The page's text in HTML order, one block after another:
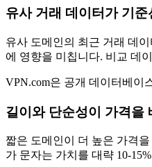
유사 거래 데이터가 기준
유사 도메인의 최근 거래 데
에 영향을 미칩니다. 비교 데
VPN.com은 공개 데이터베이
길이와 단순성이 가격을
짧은 도메인이 더 높은 가격
가 문자는 가치를 대략 10-